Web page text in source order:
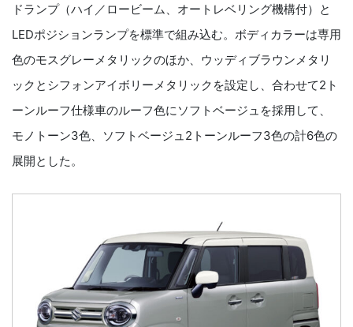
ドランプ（ハイ／ロービーム、オートレベリング機構付）と
LEDポジションランプを標準で組み込む。ボディカラーは専用
色のモスグレーメタリックのほか、ウッディブラウンメタリ
ックとシフォンアイボリーメタリックを設定し、合わせて2ト
ーンルーフ仕様車のルーフ色にソフトベージュを採用して、
モノトーン3色、ソフトベージュ2トーンルーフ3色の計6色の
展開とした。